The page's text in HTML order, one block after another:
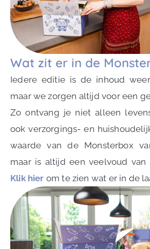
Wat zit er in de
Iedere editie is de inhoud
maar we zorgen altijd voor een
Zo ontvang je niet alleen
ook verzorgings- en
waarde van de Monsterbox
maar is altijd een veelvoud van
Klik hier om te zien wat er in de